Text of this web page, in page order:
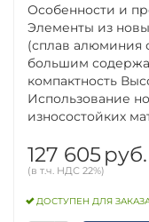
Особенности и
Элементы из
(сплав алюминия
большим
компактность
Использование
износостойких
127 605 руб.
(в т.ч. НДС 22%)
ДОСТУПЕН ДЛЯ